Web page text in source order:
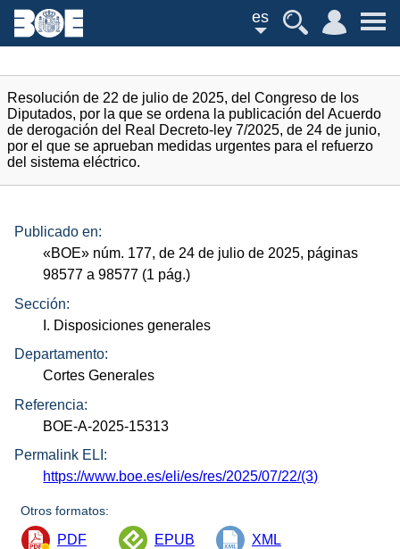
es
Resolución de 22 de julio de 2025, del Congreso de los
Diputados, por la que se ordena la publicación del Acuerdo
de derogación del Real Decreto-ley 7/2025, de 24 de junio,
por el que se aprueban medidas urgentes para el refuerzo
del sistema eléctrico.
Publicado en:
«BOE» núm. 177, de 24 de julio de 2025, páginas
98577 a 98577 (1 pág.)
Sección:
I. Disposiciones generales
Departamento:
Cortes Generales
Referencia:
BOE-A-2025-15313
Permalink ELI:
https://www.boe.es/eli/es/res/2025/07/22/(3)
Otros formatos:
PDF EPUB XML